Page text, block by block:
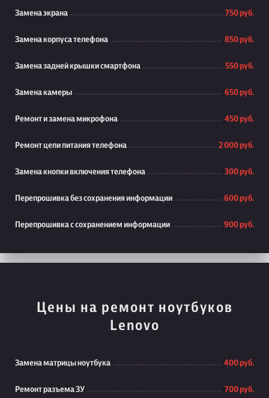
Замена экрана 750 руб.
Замена корпуса телефона 850 руб.
Замена задней крышки смартфона 550 руб.
Замена камеры 650 руб.
Ремонт и замена микрофона 450 руб.
Ремонт цепи питания телефона 2 000 руб.
Замена кнопки включения телефона 300 руб.
Перепрошивка без сохранения информации 600 руб.
Перепрошивка с сохранением информации 900 руб.
Цены на ремонт ноутбуков
Lenovo
Замена матрицы ноутбука 400 руб.
Ремонт разъема ЗУ 700 руб.